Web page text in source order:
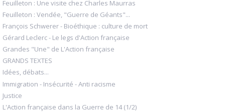
Feuilleton : Une visite chez Charles Maurras
Feuilleton : Vendée, "Guerre de Géants"...
François Schwerer - Bioéthique : culture de mort
Gérard Leclerc - Le legs d'Action française
Grandes "Une" de L'Action française
GRANDS TEXTES
Idées, débats...
Immigration - Insécurité - Anti racisme
Justice
L'Action française dans la Guerre de 14 (1/2)